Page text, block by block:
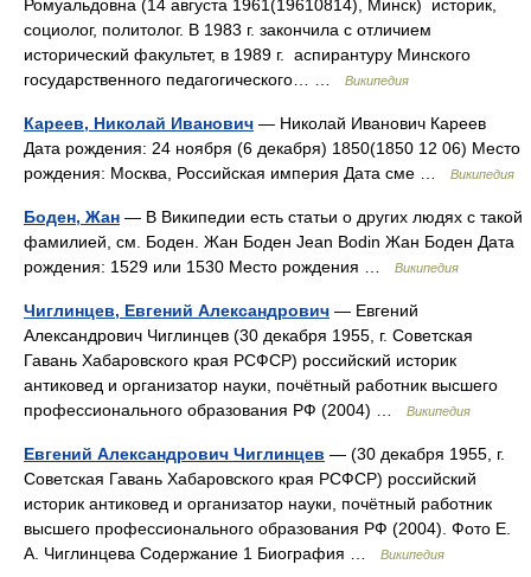
Ромуальдовна (14 августа 1961(19610814), Минск) историк,
социолог, политолог. В 1983 г. закончила с отличием
исторический факультет, в 1989 г. аспирантуру Минского
государственного педагогического… …
Википедия
Кареев, Николай Иванович — Николай Иванович Кареев
Дата рождения: 24 ноября (6 декабря) 1850(1850 12 06) Место
рождения: Москва, Российская империя Дата сме …
Википедия
Боден, Жан — В Википедии есть статьи о других людях с такой
фамилией, см. Боден. Жан Боден Jean Bodin Жан Боден Дата
рождения: 1529 или 1530 Место рождения …
Википедия
Чиглинцев, Евгений Александрович — Евгений
Александрович Чиглинцев (30 декабря 1955, г. Советская
Гавань Хабаровского края РСФСР) российский историк
антиковед и организатор науки, почётный работник высшего
профессионального образования РФ (2004) …
Википедия
Евгений Александрович Чиглинцев — (30 декабря 1955, г.
Советская Гавань Хабаровского края РСФСР) российский
историк антиковед и организатор науки, почётный работник
высшего профессионального образования РФ (2004). Фото Е.
А. Чиглинцева Содержание 1 Биография …
Википедия